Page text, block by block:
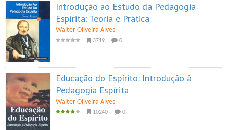
Introdução ao Estudo da Pedagogia
Espírita: Teoria e Prática
Walter Oliveira Alves
3719 0
Educação do Espírito: Introdução à
Pedagogia Espírita
Walter Oliveira Alves
10240 0